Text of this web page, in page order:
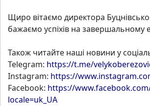
Щиро вітаємо директора
бажаємо успіхів на завершальному
Також читайте наші новини у
Telegram: https://t.me/
Instagram: https://
Facebook: https://
locale=uk_UA